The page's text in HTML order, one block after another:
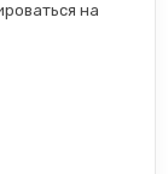
на